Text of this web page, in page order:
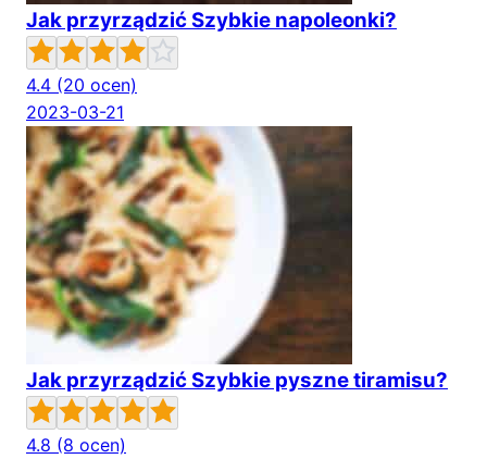
Jak przyrządzić Szybkie napoleonki?
4.4 (20 ocen)
2023-03-21
Jak przyrządzić Szybkie pyszne tiramisu?
4.8 (8 ocen)